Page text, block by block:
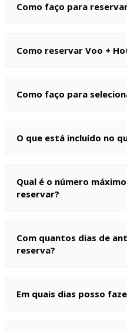
Como faço para
Como reservar Voo +
Como faço para
O que está incluído no
Qual é o número
reservar?
Com quantos dias de
reserva?
Em quais dias posso